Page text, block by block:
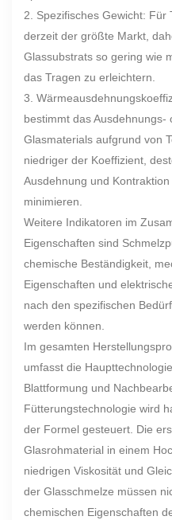
2. Spezifisches Gewicht: Für
derzeit der größte Markt,
Glassubstrats so gering wie
das Tragen zu erleichtern.
3.
bestimmt das
Glasmaterials aufgrund von
niedriger der Koeffizient,
Ausdehnung und
minimieren.
Weitere Indikatoren im
Eigenschaften sind
chemische Beständigkeit,
Eigenschaften und
nach den spezifischen
werden können.
Im gesamten
umfasst die
Blattformung und
Fütterungstechnologie wird
der Formel gesteuert. Die
Glasrohmaterial in einem
niedrigen Viskosität und
der Glasschmelze müssen
chemischen Eigenschaften